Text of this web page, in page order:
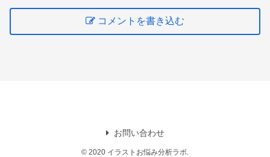
コメントを書き込む
お問い合わせ
© 2020 イラストお悩み分析ラボ.